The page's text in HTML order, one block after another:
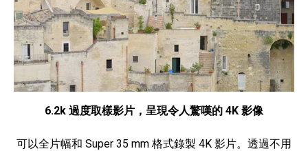
6.2k 過度取樣影片，呈現令人驚嘆的 4K 影像
可以全片幅和 Super 35 mm 格式錄製 4K 影片。透過不用